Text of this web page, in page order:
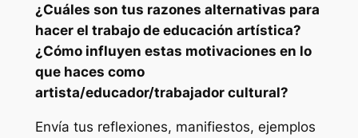
¿Cuáles son tus razones alternativas para
hacer el trabajo de educación artística?
¿Cómo influyen estas motivaciones en lo
que haces como
artista/educador/trabajador cultural?
Envía tus reflexiones, manifiestos, ejemplos